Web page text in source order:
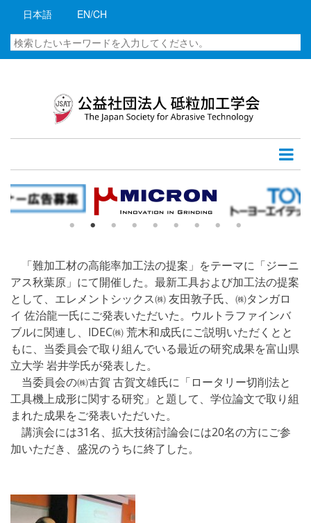
コ
に
動
日本語 EN/CH
検
索
Ｆ
Ｔ
専
門
委
員
会
第
8
「難加工材の高能率加工法の提案」をテーマに「ジーニ
アス秋葉原」にて開催した。最新工具および加工法の提案
として、エレメントシックス㈱ 友田敦子氏、㈱タンガロ
イ 佐治龍一氏にご発表いただいた。ウルトラファインバ
ブルに関連し、IDEC㈱ 荒木和成氏にご説明いただくとと
もに、当委員会で取り組んでいる最近の研究成果を富山県
立大学 岩井学氏が発表した。
当委員会の㈱古賀 古賀文雄氏に「ロータリー切削法と
工具機上成形に関する研究」と題して、学位論文で取り組
まれた成果をご発表いただいた。
講演会には31名、拡大技術討論会には20名の方にご参
加いただき、盛況のうちに終了した。